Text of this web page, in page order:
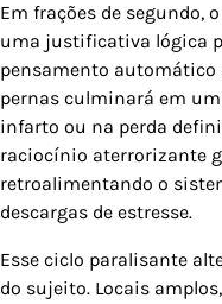
Em frações de segundo,
uma justificativa lógica
pensamento automático
pernas culminará em
infarto ou na perda
raciocínio aterrorizante
retroalimentando o
descargas de estresse.
Esse ciclo paralisante
do sujeito. Locais